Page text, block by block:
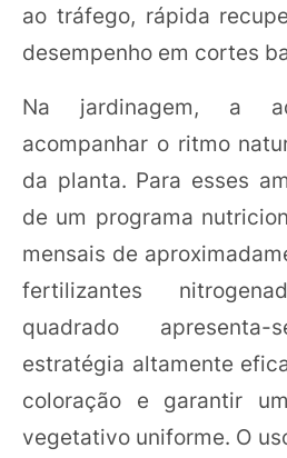
ao tráfego, rápida
desempenho em cortes
Na jardinagem, a
acompanhar o ritmo
da planta. Para esses
de um programa
mensais de
fertilizantes
quadrado
estratégia altamente
coloração e garantir
vegetativo uniforme. O